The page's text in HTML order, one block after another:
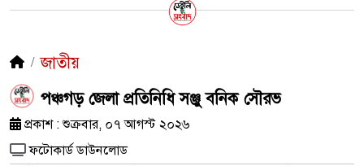
জাতীয়
পঞ্চগড় জেলা প্রতিনিধি সঞ্জু বনিক সৌরভ
প্রকাশ : শুক্রবার, ০৭ আগস্ট ২০২৬
ফটোকার্ড ডাউনলোড